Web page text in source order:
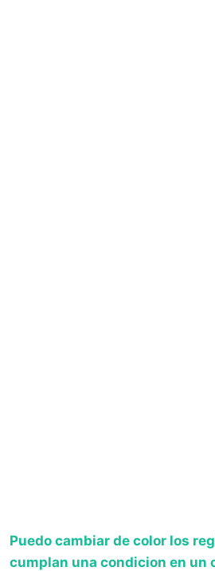
Puedo cambiar de color los
cumplan una condicion en un